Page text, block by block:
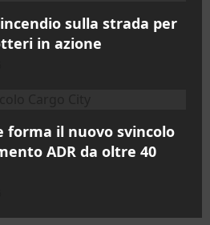
sulla strada per
in azione
forma il nuovo svincolo
ADR da oltre 40